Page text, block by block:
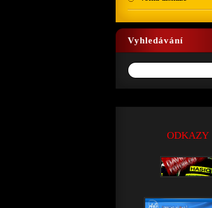
Vyhledávání
ODKAZY